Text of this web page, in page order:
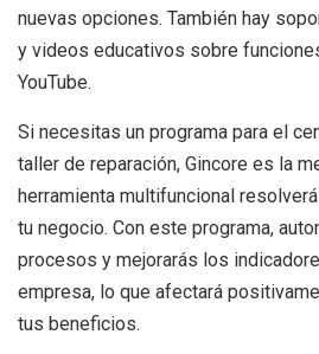
nuevas opciones. También hay
y videos educativos sobre
YouTube.
Si necesitas un programa para el
taller de reparación, Gincore es la
herramienta multifuncional
tu negocio. Con este programa,
procesos y mejorarás los
empresa, lo que afectará
tus beneficios.